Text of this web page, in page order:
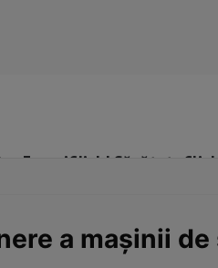
FemeiClick! Sănătate
a maşinii de